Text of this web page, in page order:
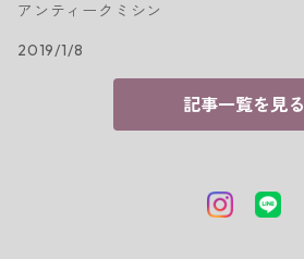
アンティークミシン
2019/1/8
記事一覧を見る